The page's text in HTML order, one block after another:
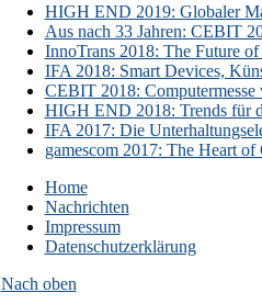
HIGH END 2019: Globaler
Aus nach 33 Jahren: CEBIT
InnoTrans 2018: The Future
IFA 2018: Smart Devices,
CEBIT 2018:
HIGH END 2018: Trends für
IFA 2017: Die
gamescom 2017: The Heart
Home
Nachrichten
Impressum
Datenschutzerklärung
Nach oben